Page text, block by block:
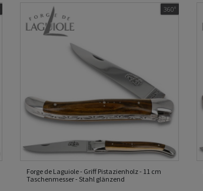
Forge de Laguiole - Griff Pistazienholz - 11 cm
Taschenmesser - Stahl glänzend
360°